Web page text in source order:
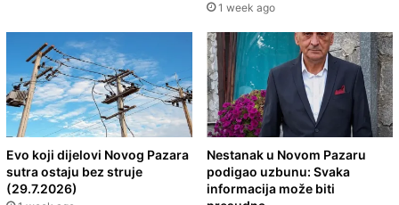
1 week ago
Evo koji dijelovi Novog Pazara
sutra ostaju bez struje
(29.7.2026)
Nestanak u Novom Pazaru
podigao uzbunu: Svaka
informacija može biti